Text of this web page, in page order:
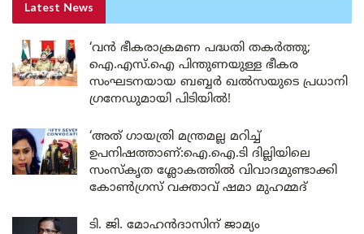
Latest News
‘വൻ ഭീകരാക്രമണ പദ്ധതി തകർത്തു;
ഐ.എസ്.ഐ പിന്തുണയുള്ള ഭീകര
സംഘടനയായ ബബ്ബർ ഖൽസയുടെ പ്രധാനി
ഗ്രനേഡുമായി പിടിയിൽ!
‘അത് ഗായത്രി മന്ത്രമല്ല മറിച്ച്
ഉപനിഷത്താണ്:ഐ.ഐ.ടി ദില്ലിയിലെ
സംസ്കൃത ശ്ലോകത്തിൽ വിവാദമുണ്ടാക്കി
കോൺഗ്രസ് വക്താവ് ഷമാ മുഹമ്മദ്
ടി. ജി. മോഹൻദാസിന് ജാമ്യം